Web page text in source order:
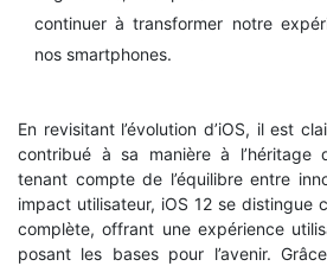
continuer à transformer notre
nos smartphones.
En revisitant l’évolution d’iOS, il est
contribué à sa manière à l’héritage
tenant compte de l’équilibre entre
impact utilisateur, iOS 12 se distingue
complète, offrant une expérience
posant les bases pour l’avenir.